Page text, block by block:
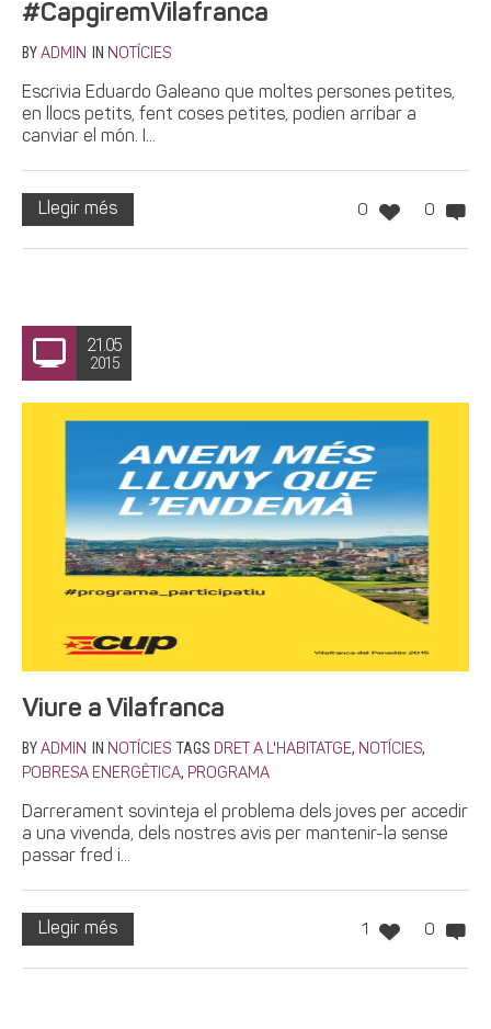
#CapgiremVilafranca
BY ADMIN IN NOTÍCIES
Escrivia Eduardo Galeano que moltes persones petites,
en llocs petits, fent coses petites, podien arribar a
canviar el món. I...
0 0
Llegir més
21.05
2015
Viure a Vilafranca
BY ADMIN IN NOTÍCIES TAGS DRET A L'HABITATGE, NOTÍCIES,
POBRESA ENERGÈTICA, PROGRAMA
Darrerament sovinteja el problema dels joves per accedir
a una vivenda, dels nostres avis per mantenir-la sense
passar fred i...
1 0
Llegir més